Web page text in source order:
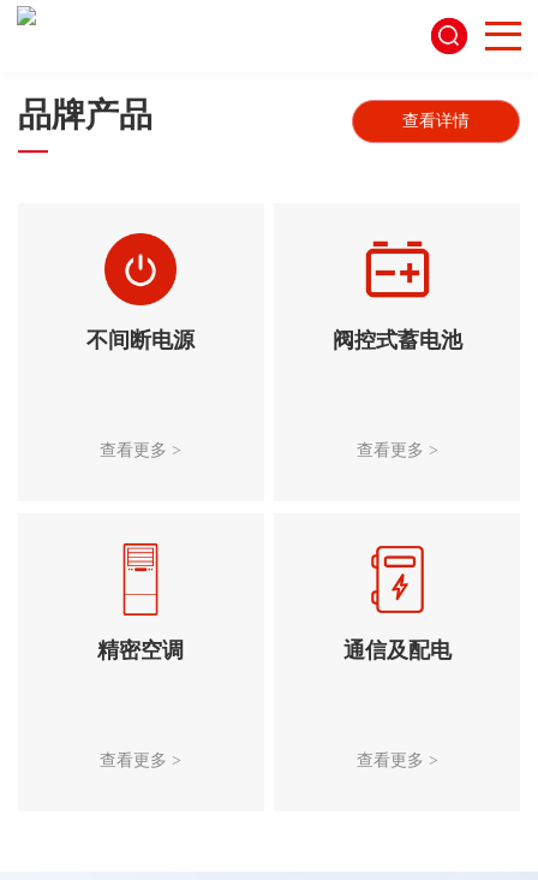
品牌产品 查看详情
不间断电源
查看更多 >
阀控式蓄电池
查看更多 >
精密空调
查看更多 >
通信及配电
查看更多 >